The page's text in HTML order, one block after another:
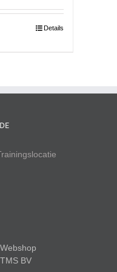
Details
BV